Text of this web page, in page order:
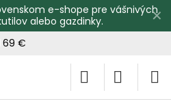
✕
e-shope pre vášnivých
alebo gazdinky.
69 €